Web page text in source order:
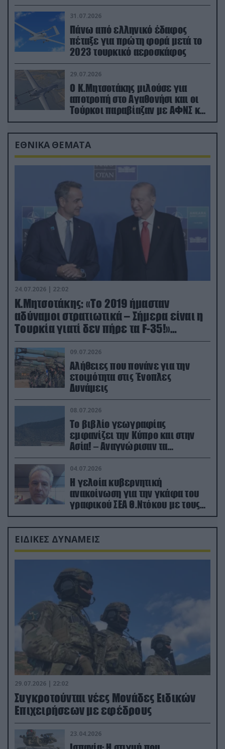
31.07.2026
Πάνω από ελληνικό έδαφος
πέταξε για πρώτη φορά μετά το
2023 τουρκικό αεροσκάφος
29.07.2026
Ο Κ.Μητσοτάκης μιλούσε για
αποτροπή στο Αγαθονήσι και οι
Τούρκοι παραβίαζαν με ΑΦΝΣ και
drone
ΕΘΝΙΚΑ ΘΕΜΑΤΑ
24.07.2026 | 22:02
Κ.Μητσοτάκης: «Το 2019 ήμασταν
αδύναμοι στρατιωτικά – Σήμερα είναι η
Τουρκία γιατί δεν πήρε τα F-35!»
(βίντεο)
09.07.2026
Αλήθειες που πονάνε για την
ετοιμότητα στις Ένοπλες
Δυνάμεις
08.07.2026
Το βιβλίο γεωγραφίας
εμφανίζει την Κύπρο και στην
Ασία! – Αναγνώρισαν τα
κατεχόμενα; (φωτο)
04.07.2026
Η γελοία κυβερνητική
ανακοίνωση για την γκάφα του
γραφικού ΣΕΑ Θ.Ντόκου με τους
Ρώσους φαρσέρ
ΕΙΔΙΚΕΣ ΔΥΝΑΜΕΙΣ
29.07.2026 | 22:02
Συγκροτούνται νέες Μονάδες Ειδικών
Επιχειρήσεων με εφέδρους
23.04.2026